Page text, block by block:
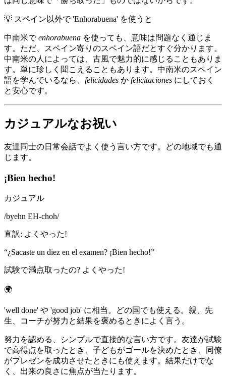
💡 スペイン以外で 'Enhorabuena' を使うと
中南米でenhorabuena を使っても、意味は問題なく通じま
す。ただ、スペイン寄りのスペイン語だとすぐ分かります。
中南米の人によっては、古風で魅力的に感じることもありま
す。単に珍しく聞こえることもあります。中南米のスペイン
語を学んでいるなら、 felicidades か felicitaciones にしておく
と安心です。
カジュアルなお祝い
友達同士の日常会話でよく使う言い方です。どの地域でも通
じます。
¡Bien hecho!
カジュアル
/byehn EH-choh/
直訳: よくやった!
“¿Sacaste un diez en el examen? ¡Bien hecho!”
試験で満点取ったの? よくやった!
🌍
'well done' や 'good job' に相当。どの国でも使える。親、先
生、コーチが努力と結果を褒めるときによく言う。
努力を認める、シンプルで直接的な言い方です。友達が試験
で高得点を取ったとき、子どもがゴールを決めたとき、同僚
がプレゼンを成功させたときにも使えます。結果だけでな
く、出来の良さに焦点が当たります。